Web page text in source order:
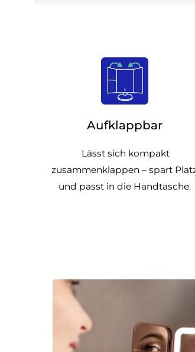
Aufklappbar
Lässt sich kompakt
zusammenklappen – spart
und passt in die Handtasche.